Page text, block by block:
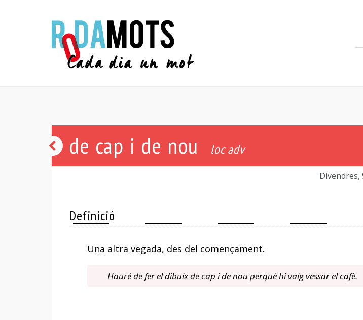
de cap i de nou loc adv
Divendres,
Definició
Una altra vegada, des del començament.
Hauré de fer el dibuix de cap i de nou perquè hi vaig vessar el cafè.
caparrut
-